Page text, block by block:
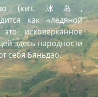
(кит. 冰岛,
как «ледяной
исковерканное
здесь народности
себя Бяньдао.